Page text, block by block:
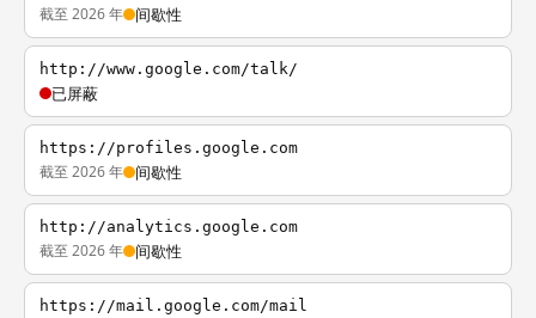
截至 2026 年 间歇性
http://www.google.com/talk/
已屏蔽
https://profiles.google.com
截至 2026 年 间歇性
http://analytics.google.com
截至 2026 年 间歇性
https://mail.google.com/mail